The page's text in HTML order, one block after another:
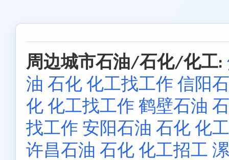
周边城市石油/石化/化工:
油 石化 化工找工作 信阳
化 化工找工作 鹤壁石油
找工作 安阳石油 石化 化
许昌石油 石化 化工招工